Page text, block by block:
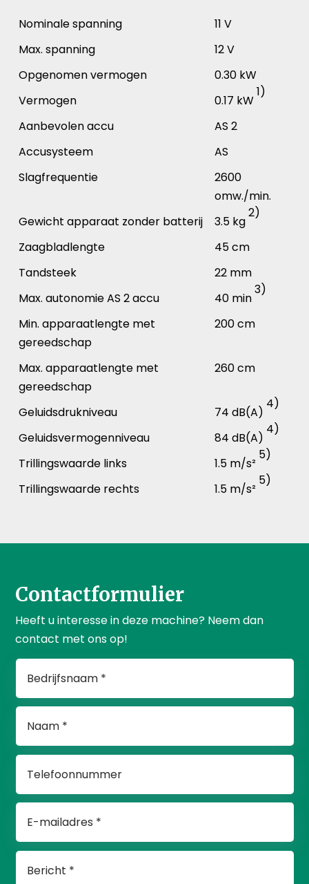
Nominale spanning
11 V
Max. spanning
12 V
Opgenomen vermogen
0.30 kW
Vermogen
0.17 kW
1)
Aanbevolen accu
AS 2
Accusysteem
AS
Slagfrequentie
2600
omw./min.
Gewicht apparaat zonder batterij
3.5 kg
2)
Zaagbladlengte
45 cm
Tandsteek
22 mm
Max. autonomie AS 2 accu
40 min
3)
Min. apparaatlengte met
gereedschap
200 cm
Max. apparaatlengte met
gereedschap
260 cm
Geluidsdrukniveau 74 dB(A)
4)
Geluidsvermogenniveau 84 dB(A)
4)
Trillingswaarde links 1.5 m/s²
5)
Trillingswaarde rechts 1.5 m/s²
5)
Contactformulier
Heeft u interesse in deze machine? Neem dan
contact met ons op!